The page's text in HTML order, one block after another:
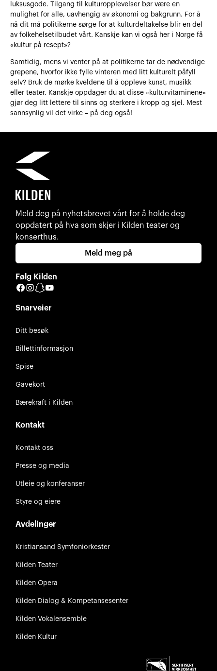
luksusgode. Tilgang til kulturopplevelser bør være en
mulighet for alle, uavhengig av økonomi og bakgrunn. For å
nå dit må politikerne sørge for at kulturdeltakelse blir en del
av folkehelsetilbudet vårt. Kanskje kan vi også her i Norge få
«kultur på resept»?
Samtidig, mens vi venter på at politikerne tar de nødvendige
grepene, hvorfor ikke fylle vinteren med litt kulturelt påfyll
selv? Bruk de mørke kveldene til å oppleve kunst, musikk
eller teater. Kanskje oppdager du at disse «kulturvitaminene»
gjør deg litt lettere til sinns og sterkere i kropp og sjel. Mest
sannsynlig vil det virke – på deg også!
Meld deg på nyhetsbrevet vårt for å holde deg
oppdatert på hva som skjer i Kilden teater og
konserthus.
Meld meg på
Følg Kilden
Facebook
Instagram
Snapchat
Snarveier
Ditt besøk
Billettinformasjon
Spise
Gavekort
Bærekraft i Kilden
Kontakt
Kontakt oss
Presse og media
Utleie og konferanser
Styre og eiere
Avdelinger
Kristiansand Symfoniorkester
Kilden Teater
Kilden Opera
Kilden Dialog & Kompetansesenter
Kilden Vokalensemble
Kilden Kultur